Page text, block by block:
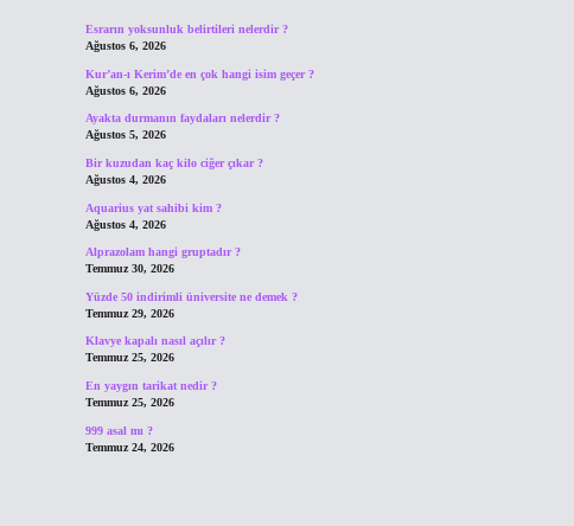
Esrarın yoksunluk belirtileri nelerdir ?
Ağustos 6, 2026
Kur’an-ı Kerim’de en çok hangi isim geçer ?
Ağustos 6, 2026
Ayakta durmanın faydaları nelerdir ?
Ağustos 5, 2026
Bir kuzudan kaç kilo ciğer çıkar ?
Ağustos 4, 2026
Aquarius yat sahibi kim ?
Ağustos 4, 2026
Alprazolam hangi gruptadır ?
Temmuz 30, 2026
Yüzde 50 indirimli üniversite ne demek ?
Temmuz 29, 2026
Klavye kapalı nasıl açılır ?
Temmuz 25, 2026
En yaygın tarikat nedir ?
Temmuz 25, 2026
999 asal mı ?
Temmuz 24, 2026